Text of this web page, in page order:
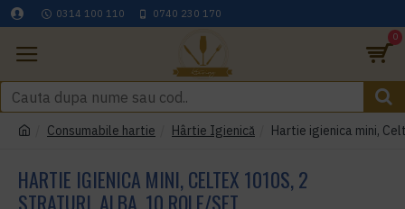
0314 100 110 0740 230 170
0
Consumabile hartie Hârtie Igienică Hartie igienica mini,
HARTIE IGIENICA MINI, CELTEX 1010S, 2
STRATURI, ALBA, 10 ROLE/SET